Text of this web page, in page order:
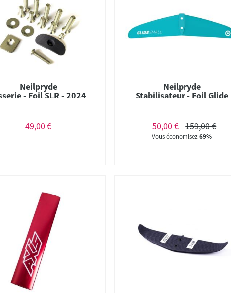
Neilpryde
- Foil SLR - 2024
49,00 €
Neilpryde
Stabilisateur - Foil Glide
50,00 € 159,00 €
Vous économisez69%